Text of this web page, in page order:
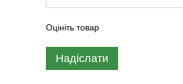
Оцініть товар
Надіслати